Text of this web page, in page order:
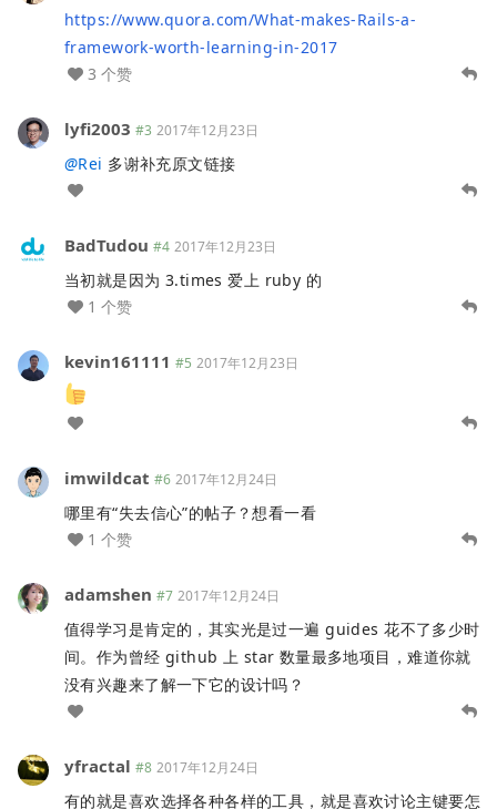
https://www.quora.com/What-makes-Rails-a-
framework-worth-learning-in-2017
3 个赞
lyfi2003 #3 2017年12月23日
@Rei 多谢补充原文链接
BadTudou #4 2017年12月23日
当初就是因为 3.times 爱上 ruby 的
1 个赞
kevin161111 #5 2017年12月23日
imwildcat #6 2017年12月24日
哪里有“失去信心”的帖子？想看一看
1 个赞
adamshen #7 2017年12月24日
值得学习是肯定的，其实光是过一遍 guides 花不了多少时
间。作为曾经 github 上 star 数量最多地项目，难道你就
没有兴趣来了解一下它的设计吗？
yfractal #8 2017年12月24日
有的就是喜欢选择各种各样的工具，就是喜欢讨论主键要怎